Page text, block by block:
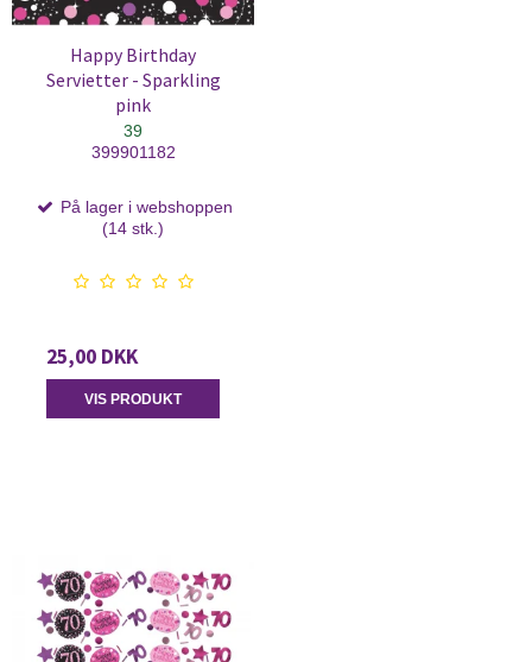
Happy Birthday
Servietter - Sparkling
pink
39
399901182
På lager i webshoppen
(14 stk.)
25,00 DKK
VIS PRODUKT